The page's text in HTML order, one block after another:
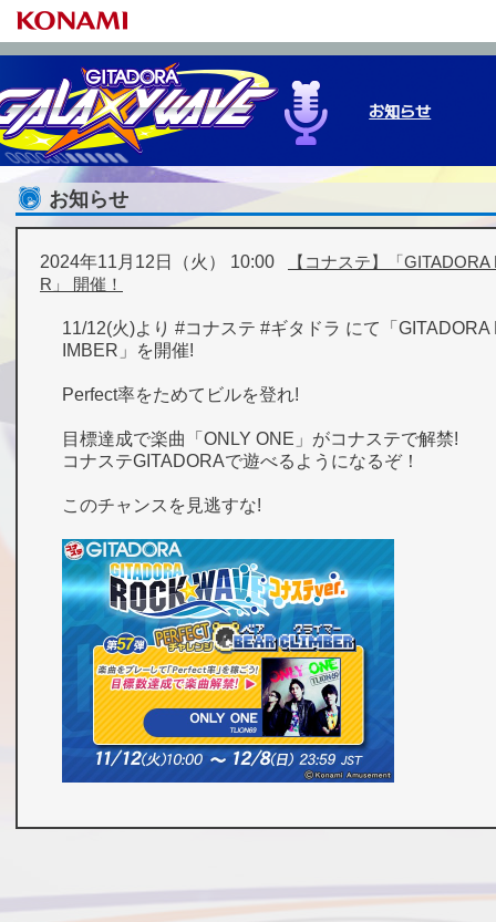
お知らせ
ゲームの始め方
お知らせ
2024年11月12日（火） 10:00
【コナステ】「
R」 開催！
11/12(火)より #コナステ #ギタドラ にて「
IMBER」を開催!
Perfect率をためてビルを登れ!
目標達成で楽曲「ONLY ONE」がコナステで解禁!
コナステGITADORAで遊べるようになるぞ！
このチャンスを見逃すな!